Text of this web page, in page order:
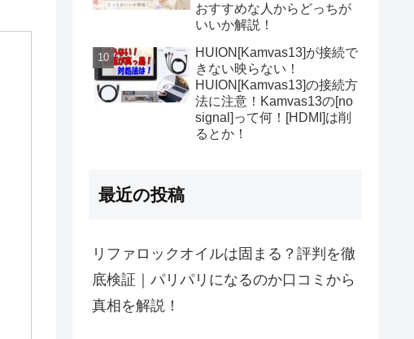
おすすめな人からどっちが
いいか解説！
HUION[Kamvas13]が接続で
きない映らない！
HUION[Kamvas13]の接続方
法に注意！Kamvas13の[no
signal]って何！[HDMI]は削
るとか！
最近の投稿
リファロックオイルは固まる？評判を徹
底検証｜パリパリになるのか口コミから
真相を解説！